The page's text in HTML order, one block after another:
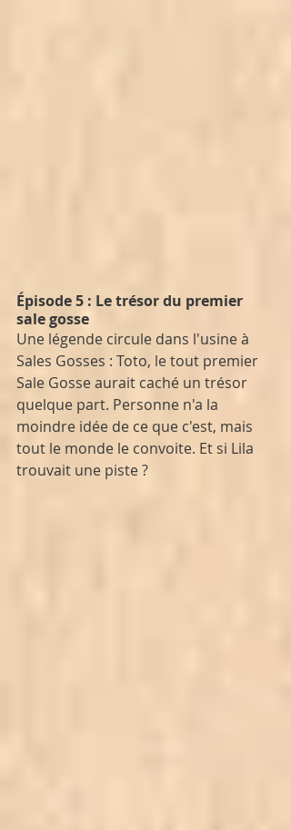
Épisode 5 : Le trésor du premier
sale gosse
Une légende circule dans l'usine à
Sales Gosses : Toto, le tout premier
Sale Gosse aurait caché un trésor
quelque part. Personne n'a la
moindre idée de ce que c'est, mais
tout le monde le convoite. Et si Lila
trouvait une piste ?